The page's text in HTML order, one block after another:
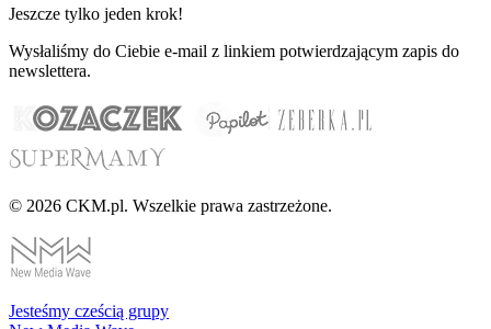
Jeszcze tylko jeden krok!
Wysłaliśmy do Ciebie e-mail z linkiem potwierdzającym zapis do
newslettera.
© 2026 CKM.pl. Wszelkie prawa zastrzeżone.
Jesteśmy cześcią grupy